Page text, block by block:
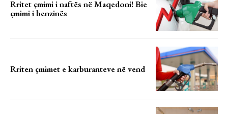
Rritet çmimi i naftës në Maqedoni! Bie
çmimi i benzinës
Rriten çmimet e karburanteve në vend